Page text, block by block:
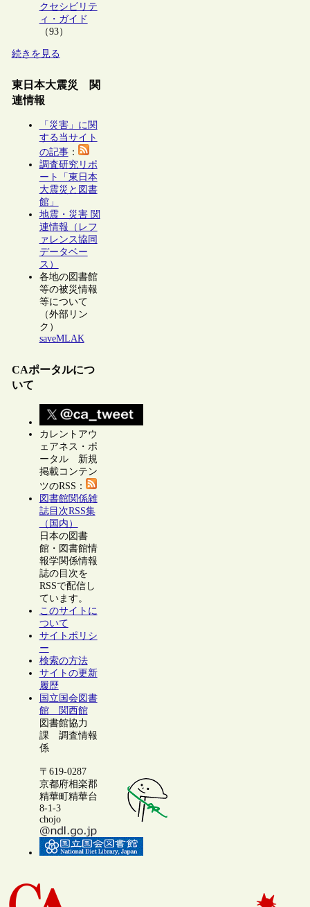
クセシビリテ
ィ・ガイド
（93）
続きを見る
東日本大震災 関
連情報
「災害」に関
する当サイト
の記事：
調査研究リポ
ート「東日本
大震災と図書
館」
地震・災害 関
連情報（レフ
ァレンス協同
データベー
ス）
各地の図書館
等の被災情報
等について
（外部リン
ク）
saveMLAK
CAポータルにつ
いて
カレントアウ
ェアネス・ポ
ータル 新規
掲載コンテン
ツのRSS：
図書館関係雑
誌目次RSS集
（国内）
日本の図書
館・図書館情
報学関係情報
誌の目次を
RSSで配信し
ています。
このサイトに
ついて
サイトポリシ
ー
検索の方法
サイトの更新
履歴
国立国会図書
館 関西館
図書館協力
課 調査情報
係
〒619-0287
京都府相楽郡
精華町精華台
8-1-3
chojo